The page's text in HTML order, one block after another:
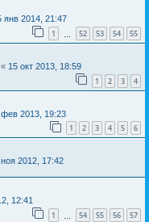
янв 2014, 21:47
1 52 53 54 55
« 15 окт 2013, 18:59
1 2 3 4
фев 2013, 19:23
1 2 3 4 5 6
2012, 17:42
12:41
1 54 55 56 57